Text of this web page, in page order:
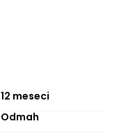
12 meseci
Odmah